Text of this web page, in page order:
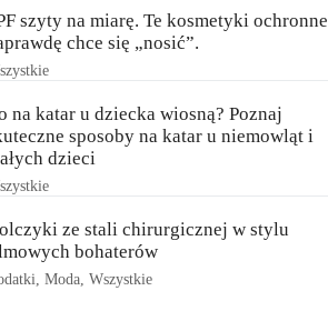
szyty na miarę. Te kosmetyki ochronne
chce się „nosić”.
na katar u dziecka wiosną? Poznaj
sposoby na katar u niemowląt i
dzieci
ze stali chirurgicznej w stylu
bohaterów
,Moda,Wszystkie